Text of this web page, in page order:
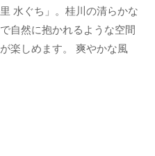
水ぐち」。桂川の清らかな
自然に抱かれるような空間
楽しめます。 爽やかな風